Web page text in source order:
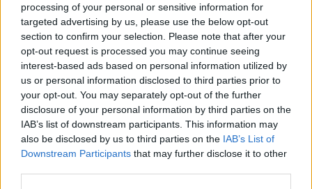
processing of your personal or sensitive information for
targeted advertising by us, please use the below opt-out
section to confirm your selection. Please note that after your
opt-out request is processed you may continue seeing
interest-based ads based on personal information utilized by
us or personal information disclosed to third parties prior to
your opt-out. You may separately opt-out of the further
disclosure of your personal information by third parties on the
IAB’s list of downstream participants. This information may
also be disclosed by us to third parties on the IAB’s List of
Downstream Participants that may further disclose it to other
giocatore legato al Monterrey da un contratto
contenente una clausola rescissoria da 20
milioni di euro.